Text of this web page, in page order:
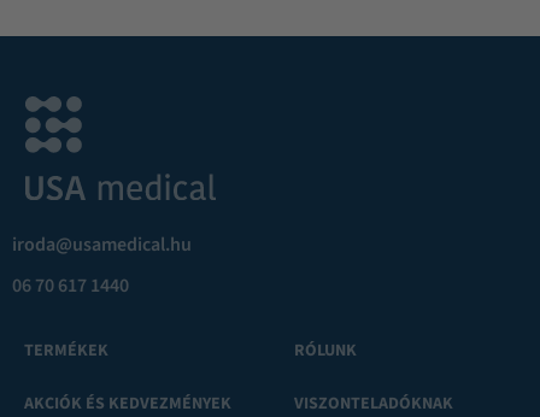
iroda@usamedical.hu
06 70 617 1440
TERMÉKEK
AKCIÓK ÉS KEDVEZMÉNYEK
RÓLUNK
VISZONTELADÓKNAK